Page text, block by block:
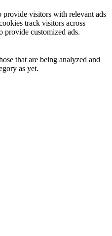
provide visitors with relevant ads
track visitors across
provide customized ads.
that are being analyzed and
as yet.